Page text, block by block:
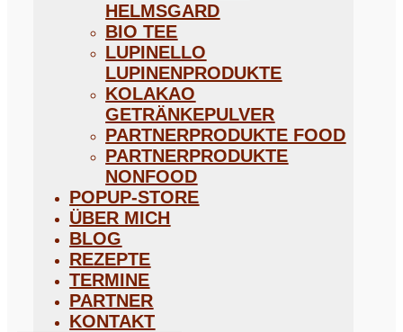
HELMSGARD
BIO TEE
LUPINELLO
LUPINENPRODUKTE
KOLAKAO
GETRÄNKEPULVER
PARTNERPRODUKTE FOOD
PARTNERPRODUKTE
NONFOOD
POPUP-STORE
ÜBER MICH
BLOG
REZEPTE
TERMINE
PARTNER
KONTAKT